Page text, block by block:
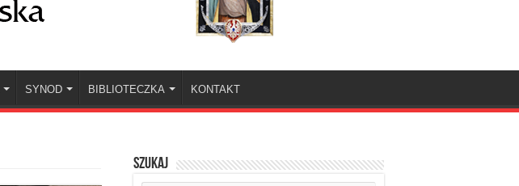
SYNOD BIBLIOTECZKA KONTAKT
Szukaj